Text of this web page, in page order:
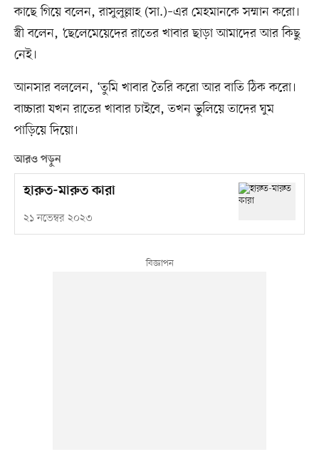
কাছে গিয়ে বলেন, রাসুলুল্লাহ (সা.)–এর মেহমানকে সম্মান করো।
স্ত্রী বলেন, ‘ছেলেমেয়েদের রাতের খাবার ছাড়া আমাদের আর কিছু
নেই।
আনসার বললেন, ‘তুমি খাবার তৈরি করো আর বাতি ঠিক করো।
বাচ্চারা যখন রাতের খাবার চাইবে, তখন ভুলিয়ে তাদের ঘুম
পাড়িয়ে দিয়ো।
আরও পড়ুন
হারুত-মারুত কারা
২১ নভেম্বর ২০২৩